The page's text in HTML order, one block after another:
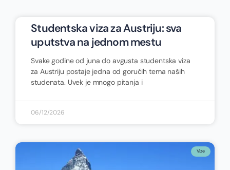
Studentska viza za Austriju: sva
uputstva na jednom mestu
Svake godine od juna do avgusta studentska viza
za Austriju postaje jedna od gorućih tema naših
studenata. Uvek je mnogo pitanja i
06/12/2026
Vize